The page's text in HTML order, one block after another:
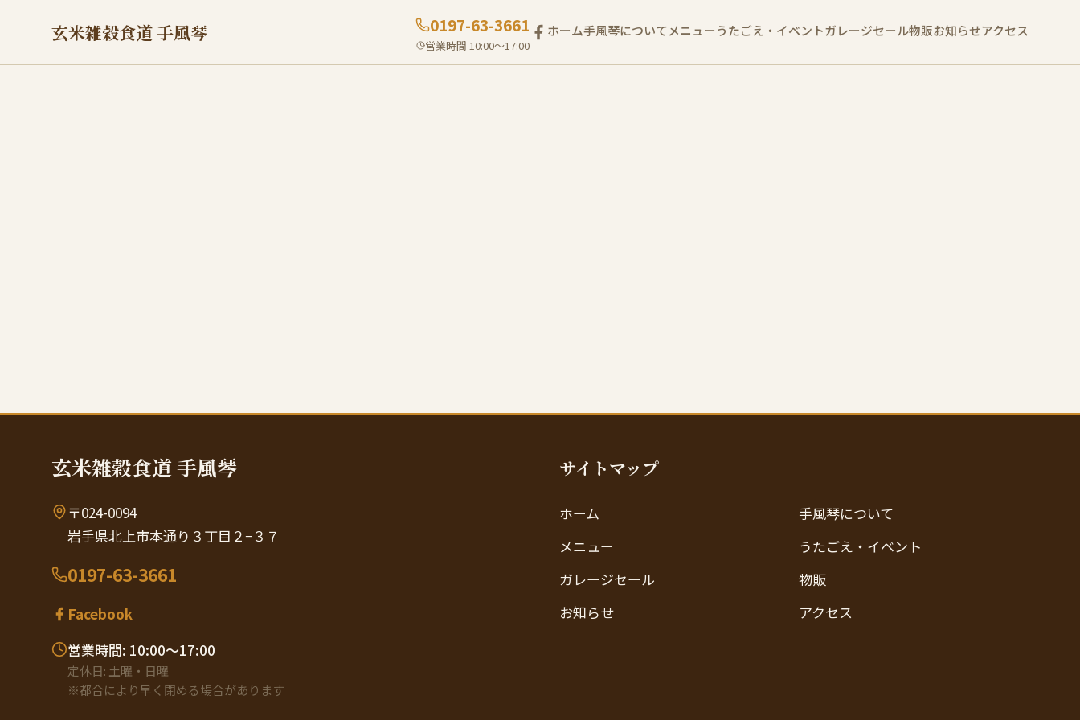
玄米雑穀食道 手風琴 0197-63-3661
営業時間 10:00〜17:00
ホーム手風琴についてメニューうたごえ・イベントガレージセール物販お知らせアクセス
玄米雑穀食道 手風琴
〒024-0094
岩手県北上市本通り３丁目２−３７
0197-63-3661
Facebook
営業時間: 10:00〜17:00
定休日: 土曜・日曜
※都合により早く閉める場合があります
サイトマップ
ホーム
手風琴について
メニュー
うたごえ・イベント
ガレージセール
物販
お知らせ
アクセス